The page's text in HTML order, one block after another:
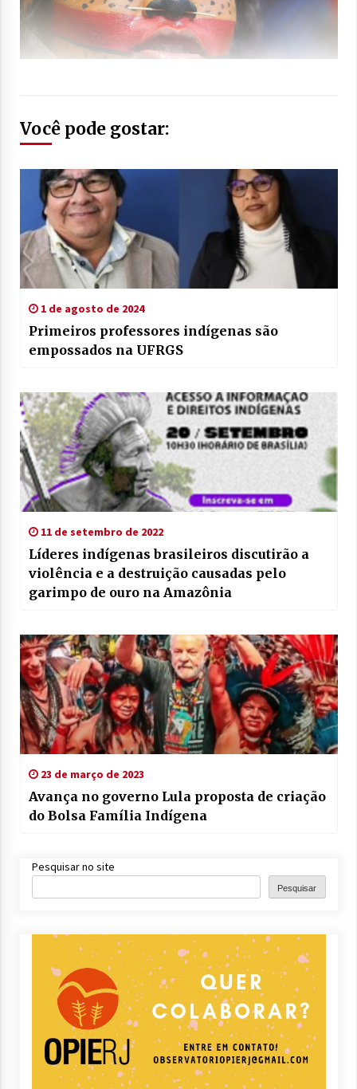
Você pode gostar:
1 de agosto de 2024
Primeiros professores indígenas são
empossados na UFRGS
11 de setembro de 2022
Líderes indígenas brasileiros discutirão a
violência e a destruição causadas pelo
garimpo de ouro na Amazônia
23 de março de 2023
Avança no governo Lula proposta de criação
do Bolsa Família Indígena
Pesquisar no site
Pesquisar